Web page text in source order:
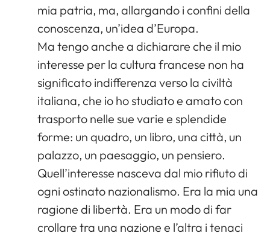
mia patria, ma, allargando i confini della
conoscenza, un’idea d’Europa.
Ma tengo anche a dichiarare che il mio
interesse per la cultura francese non ha
significato indifferenza verso la civiltà
italiana, che io ho studiato e amato con
trasporto nelle sue varie e splendide
forme: un quadro, un libro, una città, un
palazzo, un paesaggio, un pensiero.
Quell’interesse nasceva dal mio rifiuto di
ogni ostinato nazionalismo. Era la mia una
ragione di libertà. Era un modo di far
crollare tra una nazione e l’altra i tenaci